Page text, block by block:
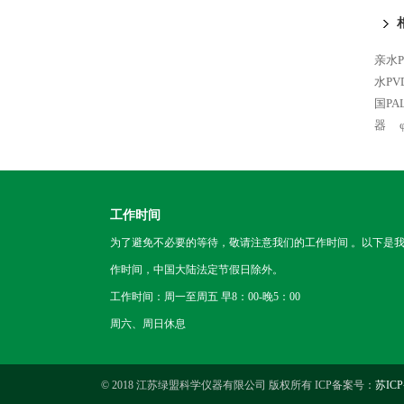
亲水
水
国
器
工作时间
为了避免不必要的等待，敬请注意我们的工作时间 。以下是
作时间，中国大陆法定节假日除外。
工作时间：周一至周五 早8：00-晚5：00
周六、周日休息
© 2018 江苏绿盟科学仪器有限公司 版权所有 ICP备案号： 苏